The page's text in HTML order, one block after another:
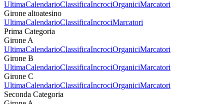
UltimaCalendarioClassificaIncrociOrganiciMarcatori
Girone altoatesino
UltimaCalendarioClassificaIncrociMarcatori
Prima Categoria
Girone A
UltimaCalendarioClassificaIncrociOrganiciMarcatori
Girone B
UltimaCalendarioClassificaIncrociOrganiciMarcatori
Girone C
UltimaCalendarioClassificaIncrociOrganiciMarcatori
Seconda Categoria